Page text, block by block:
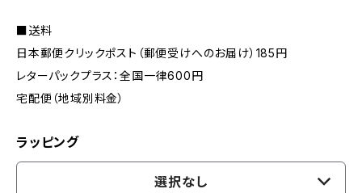
■送料
日本郵便クリックポスト（郵便受けへのお届け）185円
レターパックプラス：全国一律600円
宅配便（地域別料金）
ラッピング
選択なし